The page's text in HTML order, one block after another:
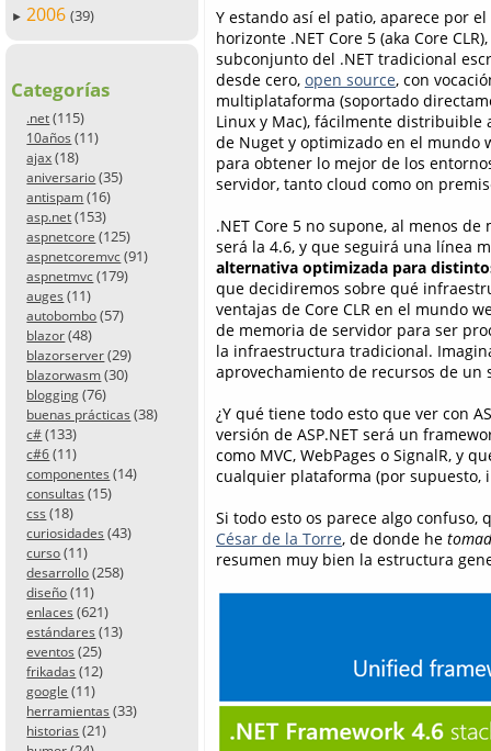
► 2006 (39)
Categorías
.net (115)
10años (11)
ajax (18)
aniversario (35)
antispam (16)
asp.net (153)
aspnetcore (125)
aspnetcoremvc (91)
aspnetmvc (179)
auges (11)
autobombo (57)
blazor (48)
blazorserver (29)
blazorwasm (30)
blogging (76)
buenas prácticas (38)
c# (133)
c#6 (11)
componentes (14)
consultas (15)
css (18)
curiosidades (43)
curso (11)
desarrollo (258)
diseño (11)
enlaces (621)
estándares (13)
eventos (25)
frikadas (12)
google (11)
herramientas (33)
historias (21)
Y estando así el patio, aparece por el
horizonte .NET Core 5 (aka Core
subconjunto del .NET tradicional
desde cero, open source, con
multiplataforma (soportado
Linux y Mac), fácilmente distribuible
de Nuget y optimizado en el mundo
para obtener lo mejor de los
servidor, tanto cloud como on
.NET Core 5 no supone, al menos
será la 4.6, y que seguirá una línea
alternativa optimizada para
que decidiremos sobre qué
ventajas de Core CLR en el mundo
de memoria de servidor para ser
la infraestructura tradicional.
aprovechamiento de recursos de un
¿Y qué tiene todo esto que ver con
versión de ASP.NET será un
como MVC, WebPages o SignalR, y
cualquier plataforma (por supuesto,
Si todo esto os parece algo
César de la Torre, de donde he
resumen muy bien la estructura